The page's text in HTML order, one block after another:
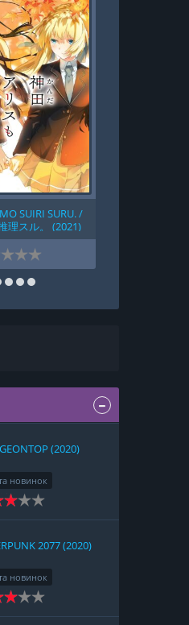
SUIRI SURU. /
理スル。 (2021)
(2020)
новинок
Switch
2077 (2020)
новинок
4